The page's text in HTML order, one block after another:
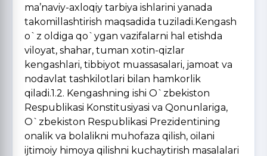
ma’naviy-axloqiy tarbiya ishlarini yanada
takomillashtirish maqsadida tuziladi.Kengash
o`z oldiga qo`ygan vazifalarni hal etishda
viloyat, shahar, tuman xotin-qizlar
kengashlari, tibbiyot muassasalari, jamoat va
nodavlat tashkilotlari bilan hamkorlik
qiladi.1.2. Kengashning ishi O`zbekiston
Respublikasi Konstitusiyasi va Qonunlariga,
O`zbekiston Respublikasi Prezidentining
onalik va bolalikni muhofaza qilish, oilani
ijtimoiy himoya qilishni kuchaytirish masalalari